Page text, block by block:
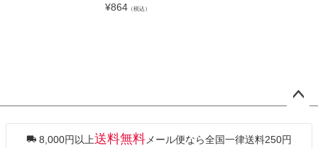
¥864 （税込）
ジト
へ
8,000円以上送料無料 メール便なら全国一律送料250円